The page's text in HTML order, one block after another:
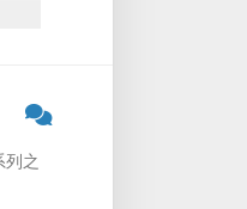
列之